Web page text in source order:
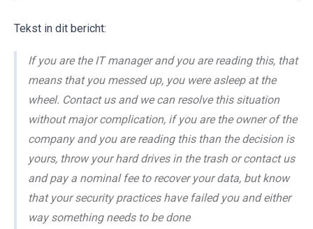
Tekst in dit bericht:
If you are the IT manager and you are reading this, that
means that you messed up, you were asleep at the
wheel. Contact us and we can resolve this situation
without major complication, if you are the owner of the
company and you are reading this than the decision is
yours, throw your hard drives in the trash or contact us
and pay a nominal fee to recover your data, but know
that your security practices have failed you and either
way something needs to be done